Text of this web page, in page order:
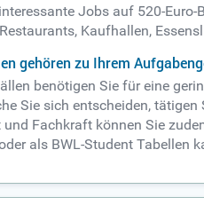
Jobs auf 520-
Kaufhallen,
gehören zu Ihrem
benötigen Sie für eine
Sie sich entscheiden,
und Fachkraft können Sie
als BWL-Student Tabellen